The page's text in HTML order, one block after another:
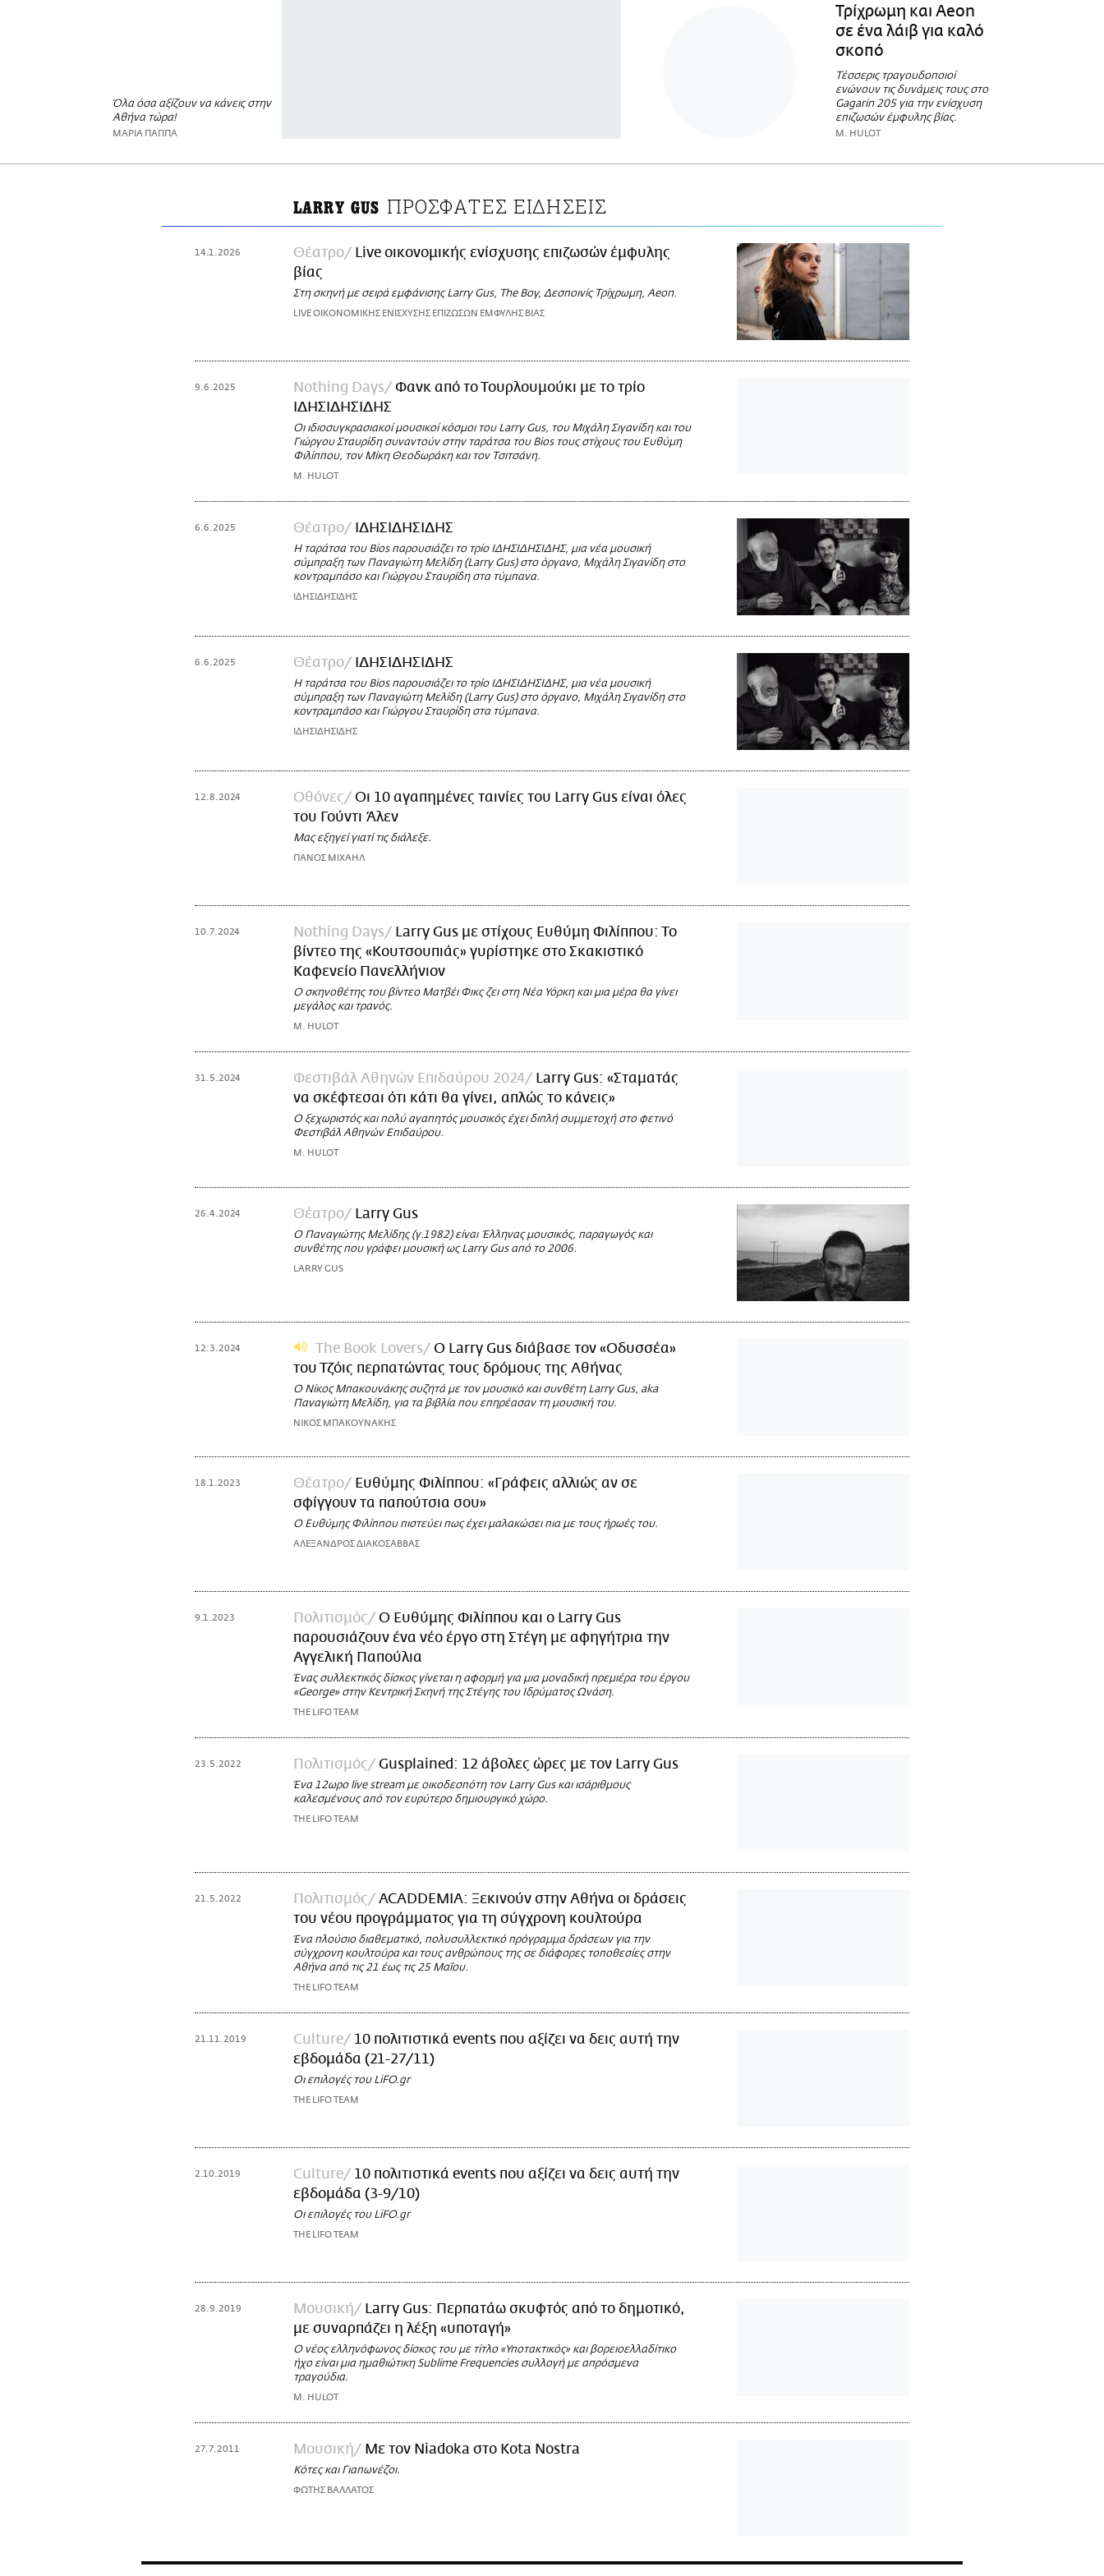
Όλα όσα αξίζουν να κάνεις στην
Αθήνα τώρα!
ΜΑΡΙΑ ΠΑΠΠΑ
Τρίχρωμη και Aeon
σε ένα λάιβ για καλό
σκοπό
Τέσσερις τραγουδοποιοί
ενώνουν τις δυνάμεις τους στο
Gagarin 205 για την ενίσχυση
επιζωσών έμφυλης βίας.
M. HULOT
LARRY GUS ΠΡΟΣΦΑΤΕΣ ΕΙΔΗΣΕΙΣ
14.1.2026 Θέατρο
Live οικονομικής ενίσχυσης επιζωσών έμφυλης
βίας
Στη σκηνή με σειρά εμφάνισης Larry Gus, The Boy, Δεσποινίς Τρίχρωμη, Aeon.
LIVE ΟΙΚΟΝΟΜΙΚΗΣ ΕΝΙΣΧΥΣΗΣ ΕΠΙΖΩΣΩΝ ΕΜΦΥΛΗΣ ΒΙΑΣ
9.6.2025 Nothing Days
Φανκ από το Τουρλουμούκι με το τρίο
ΙΔΗΣΙΔΗΣΙΔΗΣ
Οι ιδιοσυγκρασιακοί μουσικοί κόσμοι του Larry Gus, του Μιχάλη Σιγανίδη και του
Γιώργου Σταυρίδη συναντούν στην ταράτσα του Bios τους στίχους του Ευθύμη
Φιλίππου, τον Μίκη Θεοδωράκη και τον Τσιτσάνη.
M. HULOT
6.6.2025 Θέατρο ΙΔΗΣΙΔΗΣΙΔΗΣ
Η ταράτσα του Bios παρουσιάζει το τρίο ΙΔΗΣΙΔΗΣΙΔΗΣ, μια νέα μουσική
σύμπραξη των Παναγιώτη Μελίδη (Larry Gus) στο όργανο, Μιχάλη Σιγανίδη στο
κοντραμπάσο και Γιώργου Σταυρίδη στα τύμπανα.
ΙΔΗΣΙΔΗΣΙΔΗΣ
6.6.2025 Θέατρο ΙΔΗΣΙΔΗΣΙΔΗΣ
Η ταράτσα του Bios παρουσιάζει το τρίο ΙΔΗΣΙΔΗΣΙΔΗΣ, μια νέα μουσική
σύμπραξη των Παναγιώτη Μελίδη (Larry Gus) στο όργανο, Μιχάλη Σιγανίδη στο
κοντραμπάσο και Γιώργου Σταυρίδη στα τύμπανα.
ΙΔΗΣΙΔΗΣΙΔΗΣ
12.8.2024 Οθόνες
Οι 10 αγαπημένες ταινίες του Larry Gus είναι όλες
του Γούντι Άλεν
Μας εξηγεί γιατί τις διάλεξε.
ΠΑΝΟΣ ΜΙΧΑΗΛ
10.7.2024 Nothing Days
Larry Gus με στίχους Ευθύμη Φιλίππου: Το
βίντεο της «Κουτσουπιάς» γυρίστηκε στο Σκακιστικό
Καφενείο Πανελλήνιον
O σκηνοθέτης του βίντεο Ματβέι Φικς ζει στη Νέα Υόρκη και μια μέρα θα γίνει
μεγάλος και τρανός.
M. HULOT
31.5.2024 Φεστιβάλ Αθηνών Επιδαύρου 2024
Larry Gus: «Σταματάς
να σκέφτεσαι ότι κάτι θα γίνει, απλώς το κάνεις»
Ο ξεχωριστός και πολύ αγαπητός μουσικός έχει διπλή συμμετοχή στο φετινό
Φεστιβάλ Αθηνών Επιδαύρου.
M. HULOT
26.4.2024 Θέατρο Larry Gus
Ο Παναγιώτης Μελίδης (γ.1982) είναι Έλληνας μουσικός, παραγωγός και
συνθέτης που γράφει μουσική ως Larry Gus από το 2006.
LARRY GUS
12.3.2024 The Book Lovers
Ο Larry Gus διάβασε τον «Οδυσσέα»
του Τζόις περπατώντας τους δρόμους της Αθήνας
O Νίκος Μπακουνάκης συζητά με τον μουσικό και συνθέτη Larry Gus, aka
Παναγιώτη Μελίδη, για τα βιβλία που επηρέασαν τη μουσική του.
ΝΙΚΟΣ ΜΠΑΚΟΥΝΑΚΗΣ
18.1.2023 Θέατρο
Ευθύμης Φιλίππου: «Γράφεις αλλιώς αν σε
σφίγγουν τα παπούτσια σου»
Ο Ευθύμης Φιλίππου πιστεύει πως έχει μαλακώσει πια με τους ήρωές του.
ΑΛΕΞΑΝΔΡΟΣ ΔΙΑΚΟΣΑΒΒΑΣ
9.1.2023 Πολιτισμός
Ο Ευθύμης Φιλίππου και ο Larry Gus
παρουσιάζουν ένα νέο έργο στη Στέγη με αφηγήτρια την
Αγγελική Παπούλια
Ένας συλλεκτικός δίσκος γίνεται η αφορμή για μια μοναδική πρεμιέρα του έργου
«George» στην Κεντρική Σκηνή της Στέγης του Ιδρύματος Ωνάση.
THE LIFO TEAM
23.5.2022 Πολιτισμός Gusplained: 12 άβολες ώρες με τον Larry Gus
Ένα 12ωρο live stream με οικοδεσπότη τον Larry Gus και ισάριθμους
καλεσμένους από τον ευρύτερο δημιουργικό χώρο.
THE LIFO TEAM
21.5.2022 Πολιτισμός
ACADDEMIA: Ξεκινούν στην Αθήνα οι δράσεις
του νέου προγράμματος για τη σύγχρονη κουλτούρα
Ένα πλούσιο διαθεματικό, πολυσυλλεκτικό πρόγραμμα δράσεων για την
σύγχρονη κουλτούρα και τους ανθρώπους της σε διάφορες τοποθεσίες στην
Αθήνα από τις 21 έως τις 25 Μαΐου.
THE LIFO TEAM
21.11.2019 Culture
10 πολιτιστικά events που αξίζει να δεις αυτή την
εβδομάδα (21-27/11)
Οι επιλογές του LiFO.gr
THE LIFO TEAM
2.10.2019 Culture
10 πολιτιστικά events που αξίζει να δεις αυτή την
εβδομάδα (3-9/10)
Οι επιλογές του LiFO.gr
THE LIFO TEAM
28.9.2019 Μουσική
Larry Gus: Περπατάω σκυφτός από το δημοτικό,
με συναρπάζει η λέξη «υποταγή»
Ο νέος ελληνόφωνος δίσκος του με τίτλο «Υποτακτικός» και βορειοελλαδίτικο
ήχο είναι μια ημαθιώτικη Sublime Frequencies συλλογή με απρόσμενα
τραγούδια.
M. HULOT
27.7.2011 Μουσική Με τον Niadoka στο Kota Nostra
Κότες και Γιαπωνέζοι.
ΦΩΤΗΣ ΒΑΛΛΑΤΟΣ